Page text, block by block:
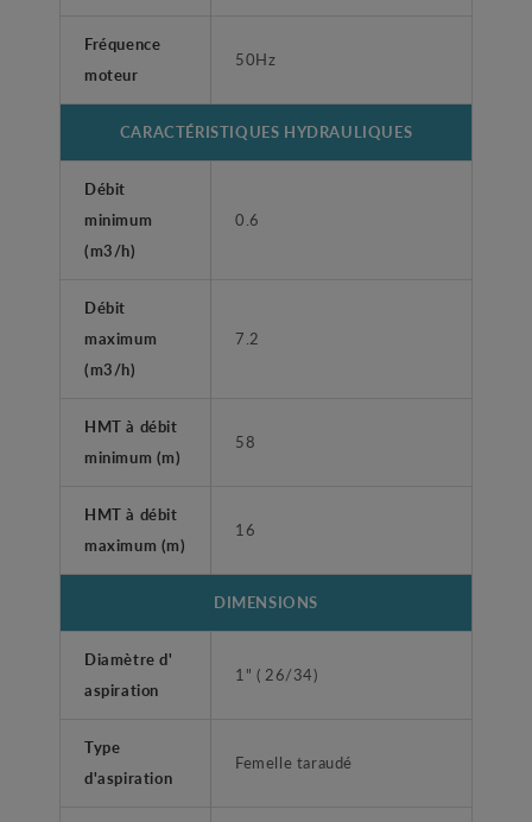
Fréquence
moteur
50Hz
CARACTÉRISTIQUES HYDRAULIQUES
Débit
minimum
(m3/h)
0.6
Débit
maximum
(m3/h)
7.2
HMT à débit
minimum (m)
58
HMT à débit
maximum (m)
16
DIMENSIONS
Diamètre d'
aspiration
1" ( 26/34)
Type
d'aspiration
Femelle taraudé